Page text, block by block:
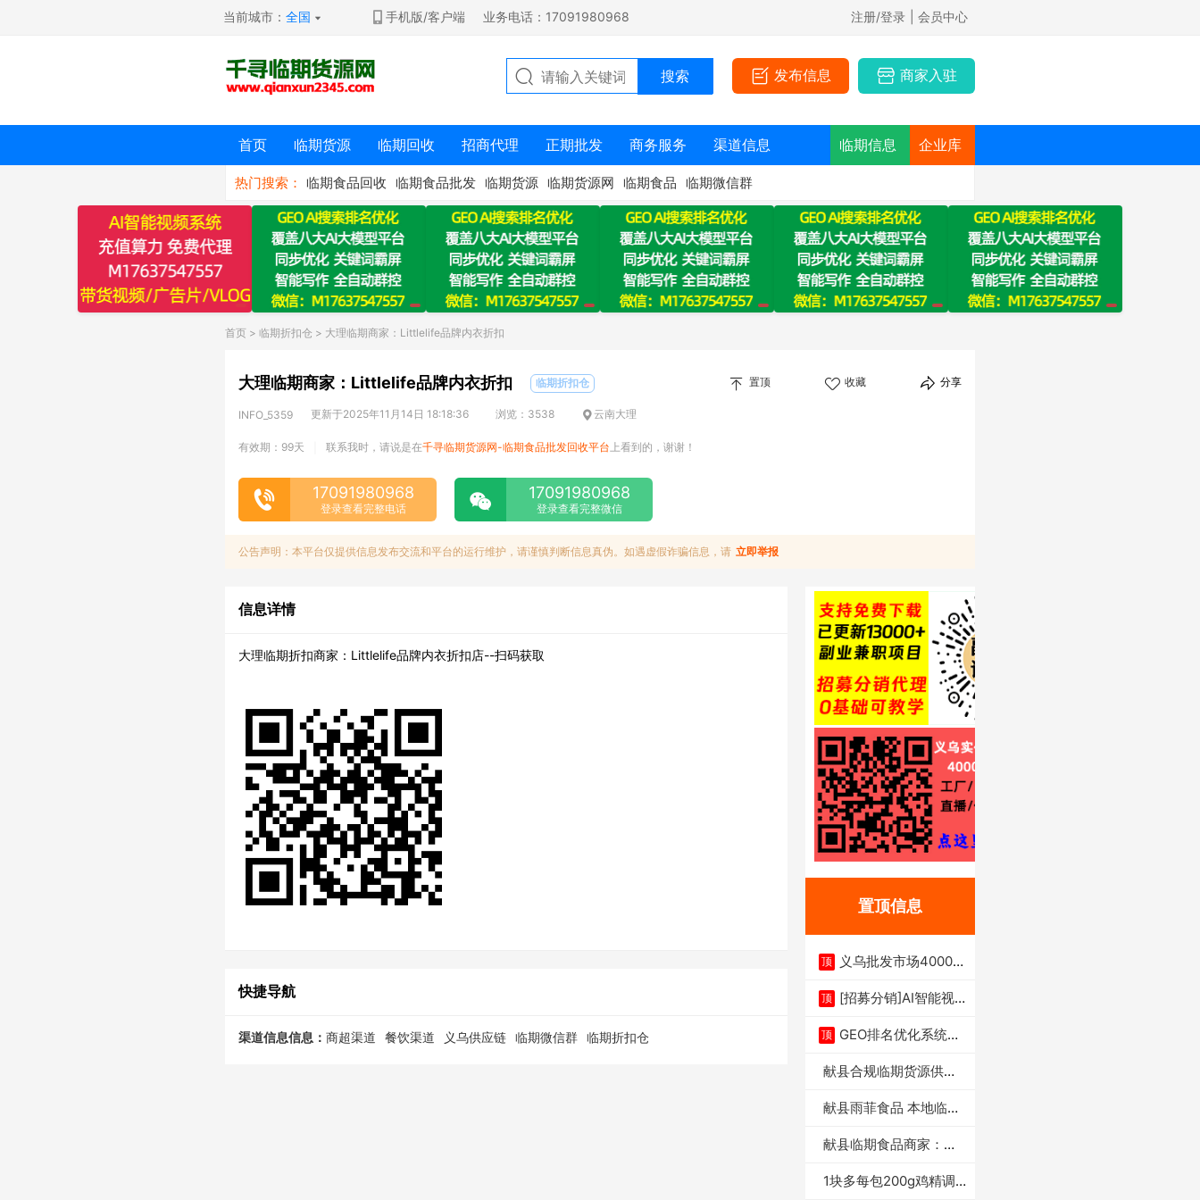
当前城市：全国 手机版/客户端 业务电话：17091980968 注册/登录 | 会员中心
发布信息 商家入驻
首页 临期货源 临期回收 招商代理 正期批发 商务服务 渠道信息 临期信息 企业库
热门搜索： 临期食品回收 临期食品批发 临期货源 临期货源网 临期食品 临期微信群
首页 > 临期折扣仓 > 大理临期商家：Littlelife品牌内衣折扣
大理临期商家：Littlelife品牌内衣折扣 临期折扣仓 置顶 收藏 分享
INFO_5359 更新于2025年11月14日 18:18:36 浏览：3538 云南大理
有效期：99天 联系我时，请说是在千寻临期货源网-临期食品批发回收平台 上看到的，谢谢！
17091980968
登录查看完整电话
17091980968
登录查看完整微信
公告声明：本平台仅提供信息发布交流和平台的运行维护，请谨慎判断信息真伪。如遇虚假诈骗信息，请 立即举报
信息详情
大理临期折扣商家：Littlelife品牌内衣折扣店--扫码获取
快捷导航
渠道信息信息： 商超渠道 餐饮渠道 义乌供应链 临期微信群 临期折扣仓
置顶信息
顶
义乌批发市场4000多
顶 [招募分销]AI智能视
顶 GEO排名优化系统+A
献县合规临期货源供货
献县雨菲食品 本地临期
献县临期食品商家：献
1块多每包200g鸡精调